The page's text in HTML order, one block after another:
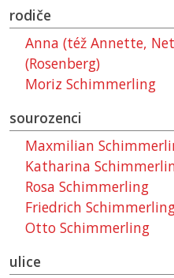
rodiče
Anna (též Annette,
(Rosenberg)
Moriz Schimmerling
sourozenci
Maxmilian
Katharina
Rosa Schimmerling
Friedrich
Otto Schimmerling
ulice